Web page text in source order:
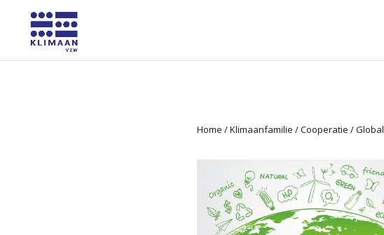
Home /Klimaanfamilie /Cooperatie /